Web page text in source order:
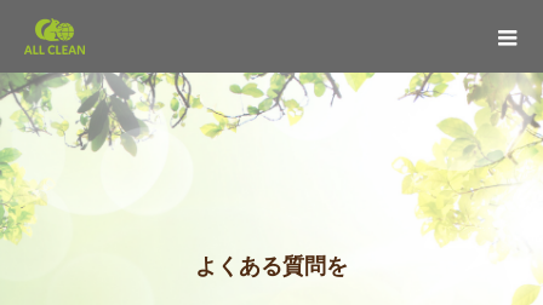
よ く あ る 質問 を
まと